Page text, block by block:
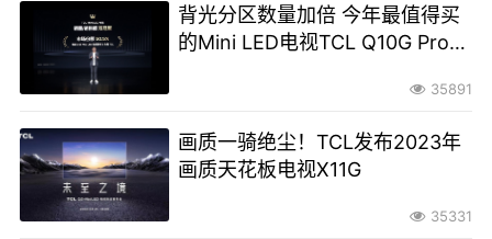
背光分区数量加倍 今年最值得买
的Mini LED电视TCL Q10G Pro发
35891
画质一骑绝尘！TCL发布2023年
画质天花板电视X11G
35331